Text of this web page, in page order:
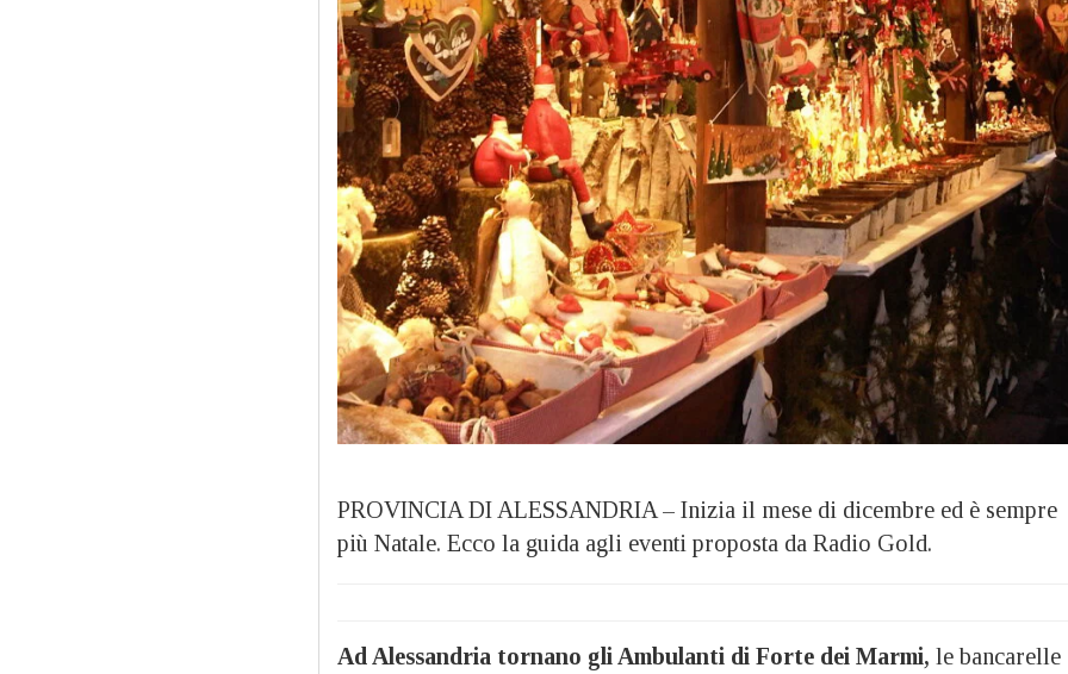
PROVINCIA DI ALESSANDRIA – Inizia il mese di dicembre ed è sempre
più Natale. Ecco la guida agli eventi proposta da Radio Gold.
Ad Alessandria tornano gli Ambulanti di Forte dei Marmi, le bancarelle